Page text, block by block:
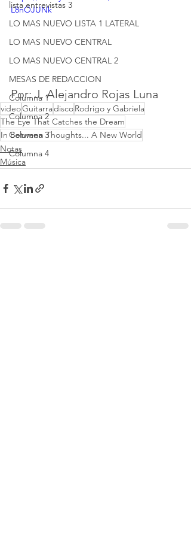
lista entrevistas 3
LO MAS NUEVO LISTA 1 LATERAL
LO MAS NUEVO CENTRAL
LO MAS NUEVO CENTRAL 2
MESAS DE REDACCION
Columna 1
Columna 2
Columna 3
Columna 4
L8nOJUNk
Por: J. Alejandro Rojas Luna
videoGuitarradiscoRodrigo y Gabriela
The Eye That Catches the Dream
In Between Thoughts... A New World
Notas
Música